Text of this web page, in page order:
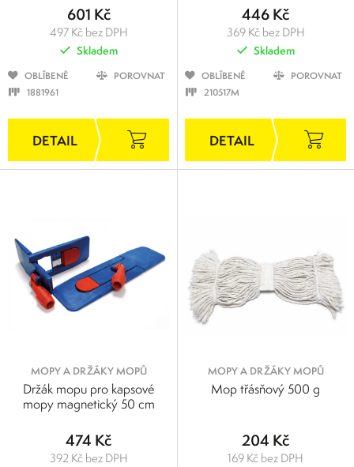
601 Kč
497 Kč bez DPH
Skladem
OBLÍBENÉ
POROVNAT
1881961
446 Kč
369 Kč bez DPH
Skladem
OBLÍBENÉ
POROVNAT
210517M
MOPY A DRŽÁKY MOPŮ
Držák mopu pro kapsové
mopy magnetický 50 cm
474 Kč
392 Kč bez DPH
MOPY A DRŽÁKY MOPŮ
Mop třásňový 500 g
204 Kč
169 Kč bez DPH